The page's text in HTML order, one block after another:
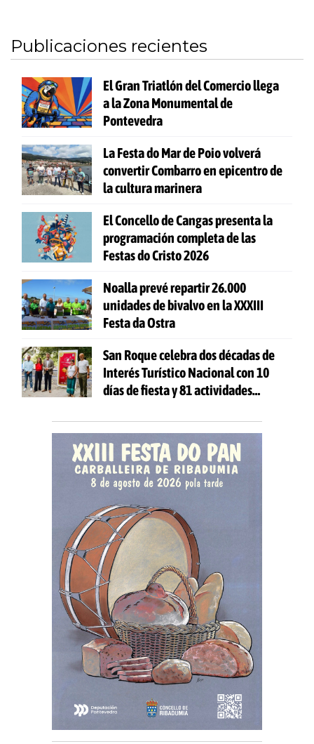
Publicaciones recientes
El Gran Triatlón del Comercio llega
a la Zona Monumental de
Pontevedra
La Festa do Mar de Poio volverá
convertir Combarro en epicentro de
la cultura marinera
El Concello de Cangas presenta la
programación completa de las
Festas do Cristo 2026
Noalla prevé repartir 26.000
unidades de bivalvo en la XXXIII
Festa da Ostra
San Roque celebra dos décadas de
Interés Turístico Nacional con 10
días de fiesta y 81 actividades